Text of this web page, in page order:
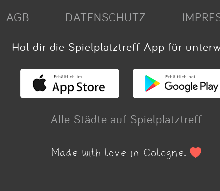
AGB
DATENSCHUTZ
Hol dir die Spielplatztreff App für
Alle Städte auf Spielplatztreff
Made with love in Cologne.